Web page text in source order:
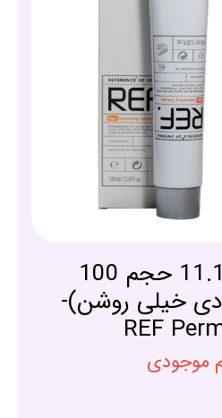
رنگ مو رف شماره 11.1 حجم 100
خیلی روشن)-
REF
موجودی